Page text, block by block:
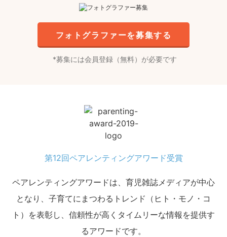
フォトグラファーを募集する
募集には会員登録（無料）が必要です
第12回ペアレンティングアワード受賞
ペアレンティングアワードは、育児雑誌メディアが中心
となり、子育てにまつわるトレンド（ヒト・モノ・コ
ト）を表彰し、信頼性が高くタイムリーな情報を提供す
るアワードです。